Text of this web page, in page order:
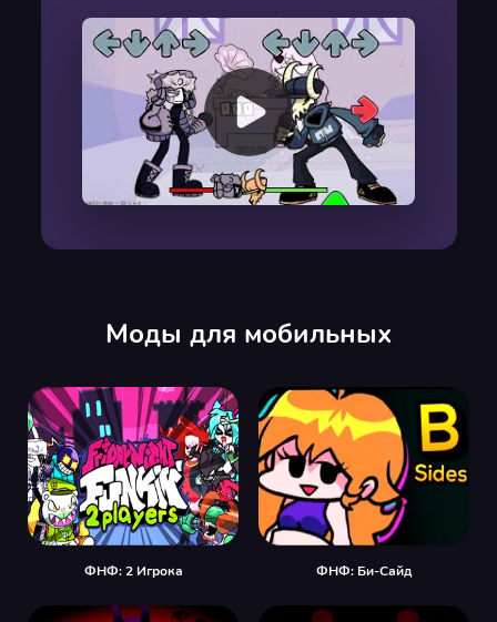
Моды для мобильных
ФНФ: 2 Игрока ФНФ: Би-Сайд